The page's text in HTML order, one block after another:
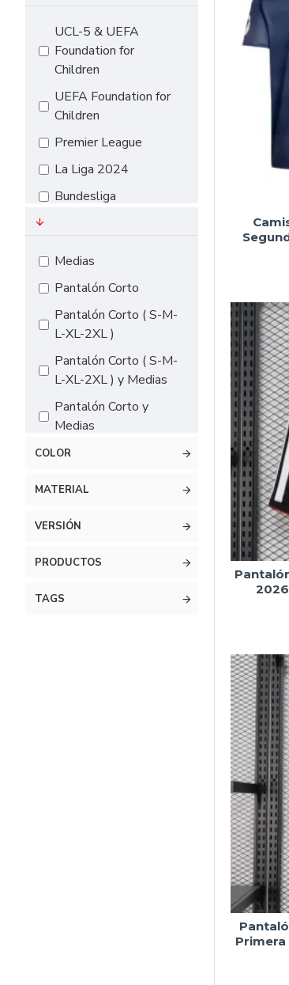
COLOR
MATERIAL
VERSIÓN
PRODUCTOS
135cm）
#14（135cm-
145cm）
155cm）
165cm）
UCL-5 & UEFA
Foundation for
Children
UEFA Foundation for
Children
Premier League
La Liga 2024
Bundesliga
Medias
Pantalón Corto
Pantalón Corto ( S-M-
L-XL-2XL )
Pantalón Corto ( S-M-
L-XL-2XL ) y Medias
Pantalón Corto y
Medias
TAGS
2026